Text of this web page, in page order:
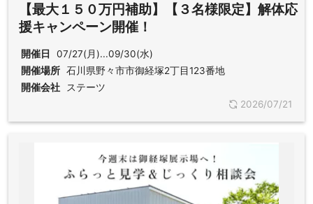
【最大１５０万円補助】【３名様限定】解体応
援キャンペーン開催！
開催日
07/27(月)...09/30(水)
開催場所 石川県野々市市御経塚2丁目123番地
開催会社
ステーツ
2026/07/21